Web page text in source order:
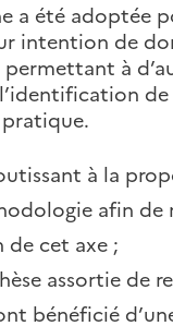
a été adoptée
intention de
à
pratique.
à la
afin
de cet axe ;
assortie de
bénéficié